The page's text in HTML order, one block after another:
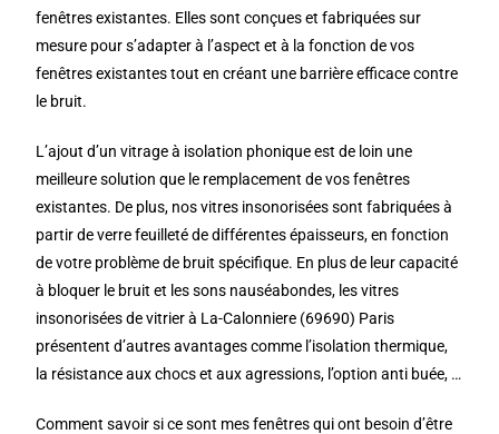
fenêtres existantes. Elles sont conçues et fabriquées sur
mesure pour s’adapter à l’aspect et à la fonction de vos
fenêtres existantes tout en créant une barrière efficace contre
le bruit.
L’ajout d’un vitrage à isolation phonique est de loin une
meilleure solution que le remplacement de vos fenêtres
existantes. De plus, nos vitres insonorisées sont fabriquées à
partir de verre feuilleté de différentes épaisseurs, en fonction
de votre problème de bruit spécifique. En plus de leur capacité
à bloquer le bruit et les sons nauséabondes, les vitres
insonorisées de vitrier à La-Calonniere (69690) Paris
présentent d’autres avantages comme l’isolation thermique,
la résistance aux chocs et aux agressions, l’option anti buée, …
Comment savoir si ce sont mes fenêtres qui ont besoin d’être